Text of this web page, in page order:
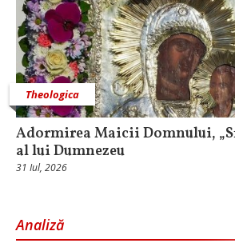
Theologica
Adormirea Maicii Domnului,
al lui Dumnezeu
31 Iul, 2026
Analiză